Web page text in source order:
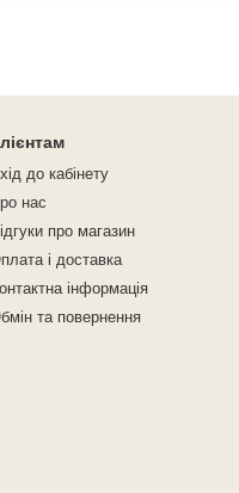
до кабінету
нас
про магазин
і доставка
інформація
та повернення